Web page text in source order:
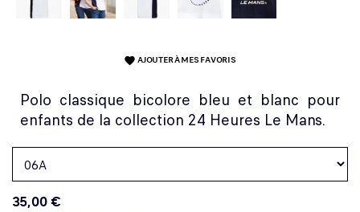
favorite AJOUTER À MES FAVORIS
Polo classique bicolore bleu et blanc pour
enfants de la collection 24 Heures Le Mans.
35,00 €